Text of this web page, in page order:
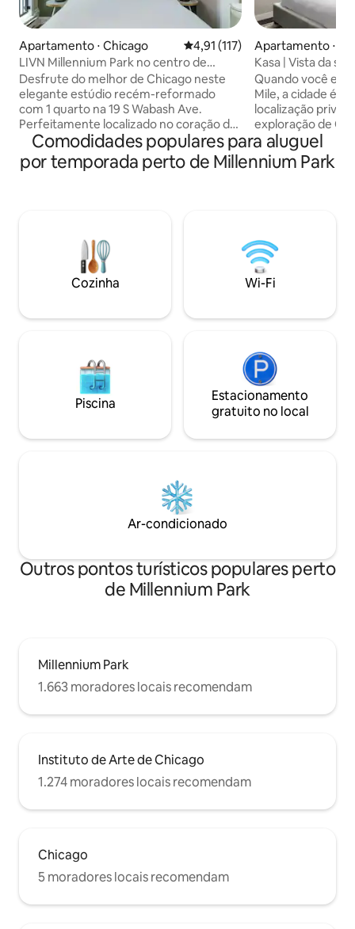
Apartamento ⋅ Chicago 4,91 de uma avaliação média
4,91 (117)
LIVN Millennium Park no centro de
Chicago, 1 quarto
Desfrute do melhor de Chicago neste
elegante estúdio recém-reformado
com 1 quarto na 19 S Wabash Ave.
Perfeitamente localizado no coração do
centro da cidade, você estará a poucos
passos do icônico Millennium Park, das
vibrantes lojas da Michigan Avenue e de
geladeira, lava-louças e cafeteira, além
da comodidade de uma lavadora e
secadora de roupas na própria
acomodação, tornando-a ideal tanto
estadias prolongadas. Aproveite!
Apartamento ⋅
Kasa | Vista da
Chicago
Quando você
Mile, a cidade é
localização
exploração de
norte do centro
a poucos passos
uma curta
apartamentos
oferecem self
atendimento ao
mensagem de
dispositivo móvel.
Comodidades populares para aluguel
por temporada perto de Millennium Park
Cozinha Wi-Fi
Piscina
Estacionamento
gratuito no local
Ar-condicionado
Outros pontos turísticos populares perto
de Millennium Park
Millennium Park
1.663 moradores locais recomendam
Instituto de Arte de Chicago
1.274 moradores locais recomendam
Chicago
5 moradores locais recomendam